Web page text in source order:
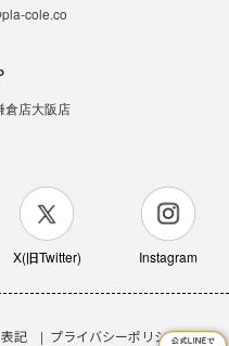
cole.co
倉店大阪店
X(旧Twitter) Instagram
記 プライバシーポリシー